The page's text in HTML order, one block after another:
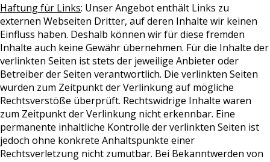
Haftung für Links: Unser Angebot enthält Links zu
externen Webseiten Dritter, auf deren Inhalte wir keinen
Einfluss haben. Deshalb können wir für diese fremden
Inhalte auch keine Gewähr übernehmen. Für die Inhalte der
verlinkten Seiten ist stets der jeweilige Anbieter oder
Betreiber der Seiten verantwortlich. Die verlinkten Seiten
wurden zum Zeitpunkt der Verlinkung auf mögliche
Rechtsverstöße überprüft. Rechtswidrige Inhalte waren
zum Zeitpunkt der Verlinkung nicht erkennbar. Eine
permanente inhaltliche Kontrolle der verlinkten Seiten ist
jedoch ohne konkrete Anhaltspunkte einer
Rechtsverletzung nicht zumutbar. Bei Bekanntwerden von